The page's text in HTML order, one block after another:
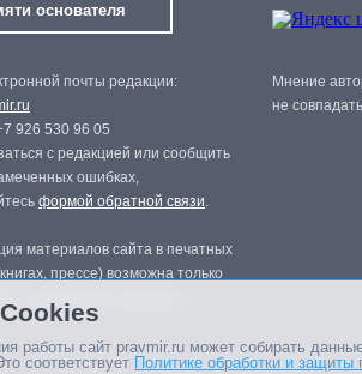
основателя
почты редакции:
926 530 96 05
с редакцией или сообщить
ошибках,
формой обратной связи.
материалов сайта в печатных
прессе) возможна только
Мнение
не
работы сайт pravmir.ru может собирать
соответствует Политике обработки и